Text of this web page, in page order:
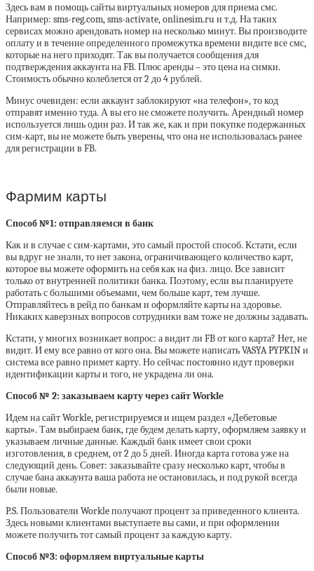
Здесь вам в помощь сайты виртуальных номеров для приема смс.
Например: sms-reg.com, sms-activate, onlinesim.ru и т.д. На таких
сервисах можно арендовать номер на несколько минут. Вы производите
оплату и в течение определенного промежутка времени видите все смс,
которые на него приходят. Так вы получается сообщения для
подтверждения аккаунта на FB. Плюс аренды – это цена на симки.
Стоимость обычно колеблется от 2 до 4 рублей.
Минус очевиден: если аккаунт заблокируют «на телефон», то код
отправят именно туда. А вы его не сможете получить. Арендный номер
используется лишь один раз. И так же, как и при покупке подержанных
сим-карт, вы не можете быть уверены, что она не использовалась ранее
для регистрации в FB.
Фармим карты
Способ №1: отправляемся в банк
Как и в случае с сим-картами, это самый простой способ. Кстати, если
вы вдруг не знали, то нет закона, ограничивающего количество карт,
которое вы можете оформить на себя как на физ. лицо. Все зависит
только от внутренней политики банка. Поэтому, если вы планируете
работать с большими объемами, чем больше карт, тем лучше.
Отправляйтесь в рейд по банкам и оформляйте карты на здоровье.
Никаких каверзных вопросов сотрудники вам тоже не должны задавать.
Кстати, у многих возникает вопрос: а видит ли FB от кого карта? Нет, не
видит. И ему все равно от кого она. Вы можете написать VASYA PYPKIN и
система все равно примет карту. Но сейчас постоянно идут проверки
идентификации карты и того, не украдена ли она.
Способ № 2: заказываем карту через сайт Workle
Идем на сайт Workle, регистрируемся и ищем раздел «Дебетовые
карты». Там выбираем банк, где будем делать карту, оформляем заявку и
указываем личные данные. Каждый банк имеет свои сроки
изготовления, в среднем, от 2 до 5 дней. Иногда карта готова уже на
следующий день. Совет: заказывайте сразу несколько карт, чтобы в
случае бана аккаунта ваша работа не остановилась, и под рукой всегда
были новые.
P.S. Пользователи Workle получают процент за приведенного клиента.
Здесь новыми клиентами выступаете вы сами, и при оформлении
можете получить тот самый процент за каждую карту.
Способ №3: оформляем виртуальные карты